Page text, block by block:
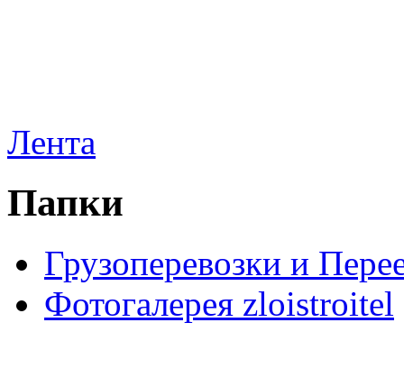
Лента
Папки
Грузоперевозки и
Фотогалерея zloistroitel